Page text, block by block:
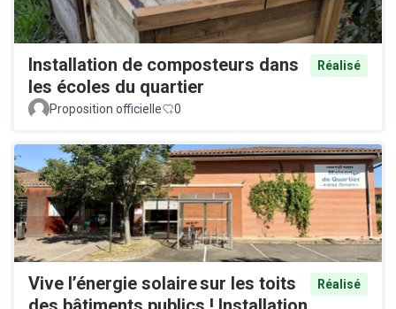
Installation de composteurs dans
les écoles du quartier
Réalisé
Proposition officielle 0
Vive l’énergie solaire sur les toits
Réalisé